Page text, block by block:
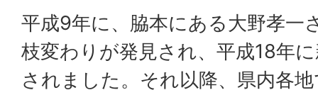
平成9年に、脇本にある大野孝一
枝変わりが発見され、平成18年
されました。それ以降、県内各